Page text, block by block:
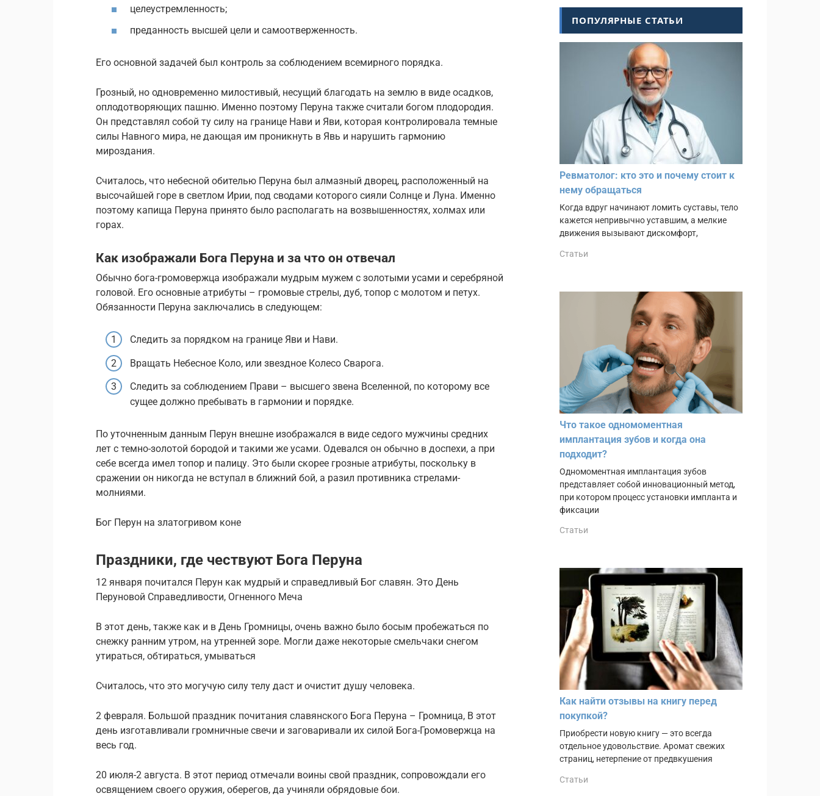
целеустремленность;
преданность высшей цели и самоотверженность.
Его основной задачей был контроль за соблюдением всемирного порядка.
Грозный, но одновременно милостивый, несущий благодать на землю в виде осадков,
оплодотворяющих пашню. Именно поэтому Перуна также считали богом плодородия.
Он представлял собой ту силу на границе Нави и Яви, которая контролировала темные
силы Навного мира, не дающая им проникнуть в Явь и нарушить гармонию
мироздания.
Считалось, что небесной обителью Перуна был алмазный дворец, расположенный на
высочайшей горе в светлом Ирии, под сводами которого сияли Солнце и Луна. Именно
поэтому капища Перуна принято было располагать на возвышенностях, холмах или
горах.
Как изображали Бога Перуна и за что он отвечал
Обычно бога-громовержца изображали мудрым мужем с золотыми усами и серебряной
головой. Его основные атрибуты – громовые стрелы, дуб, топор с молотом и петух.
Обязанности Перуна заключались в следующем:
Следить за порядком на границе Яви и Нави.
Вращать Небесное Коло, или звездное Колесо Сварога.
Следить за соблюдением Прави – высшего звена Вселенной, по которому все
сущее должно пребывать в гармонии и порядке.
По уточненным данным Перун внешне изображался в виде седого мужчины средних
лет с темно-золотой бородой и такими же усами. Одевался он обычно в доспехи, а при
себе всегда имел топор и палицу. Это были скорее грозные атрибуты, поскольку в
сражении он никогда не вступал в ближний бой, а разил противника стрелами-
молниями.
Бог Перун на златогривом коне
Праздники, где чествуют Бога Перуна
12 января почитался Перун как мудрый и справедливый Бог славян. Это День
Перуновой Справедливости, Огненного Меча
В этот день, также как и в День Громницы, очень важно было босым пробежаться по
снежку ранним утром, на утренней зоре. Могли даже некоторые смельчаки снегом
утираться, обтираться, умываться
Считалось, что это могучую силу телу даст и очистит душу человека.
2 февраля. Большой праздник почитания славянского Бога Перуна – Громница, В этот
день изготавливали громничные свечи и заговаривали их силой Бога-Громовержца на
весь год.
20 июля-2 августа. В этот период отмечали воины свой праздник, сопровождали его
освящением своего оружия, оберегов, да учиняли обрядовые бои.
ПОПУЛЯРНЫЕ СТАТЬИ
Ревматолог: кто это и почему стоит к
нему обращаться
Когда вдруг начинают ломить суставы, тело
кажется непривычно уставшим, а мелкие
движения вызывают дискомфорт,
Статьи
Что такое одномоментная
имплантация зубов и когда она
подходит?
Одномоментная имплантация зубов
представляет собой инновационный метод,
при котором процесс установки импланта и
фиксации
Статьи
Как найти отзывы на книгу перед
покупкой?
Приобрести новую книгу — это всегда
отдельное удовольствие. Аромат свежих
страниц, нетерпение от предвкушения
Статьи